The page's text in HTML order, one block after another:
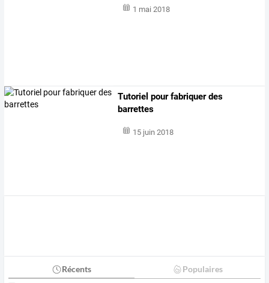
1 mai 2018
Tutoriel pour fabriquer des
barrettes
15 juin 2018
Récents Populaires